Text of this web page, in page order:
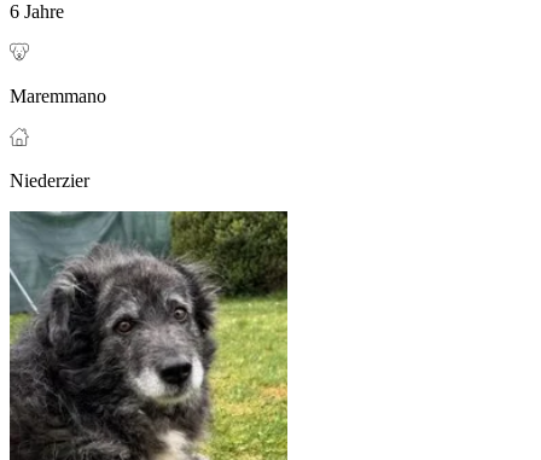
6 Jahre
Maremmano
Niederzier